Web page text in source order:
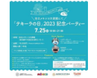
メキシコの記念日
トピックス一覧